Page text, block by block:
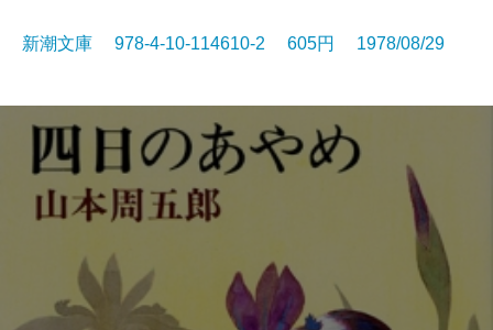
新潮文庫 978-4-10-114610-2 605円 1978/08/29